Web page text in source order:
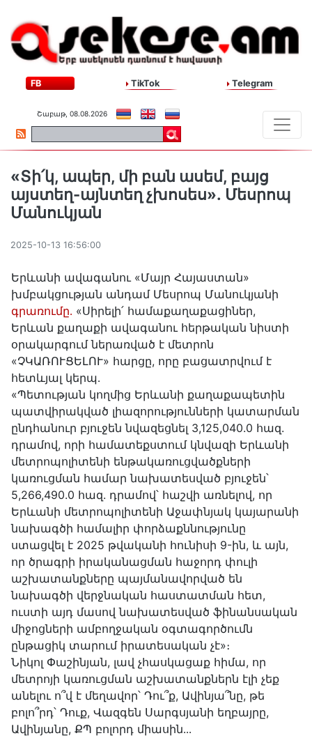
FB TikTok Telegram
Շաբաթ, 08.08.2026
«Տի՛կ, ապեր, մի բան ասեմ, բայց
այստեղ-այնտեղ չխոսես»․ Մեսրոպ
Մանուկյան
2025-10-13 16:56:00
Երևանի ավագանու «Մայր Հայաստան»
խմբակցության անդամ Մեսրոպ Մանուկյանի
գրառումը․ «Սիրելի՛ համաքաղաքացիներ,
Երևան քաղաքի ավագանու հերթական նիստի
օրակարգում ներառված է մետրոն
«ՉԿԱՌՈՒՑԵԼՈՒ» հարցը, որը բացատրվում է
հետևյալ կերպ․
«Պետության կողմից Երևանի քաղաքապետին
պատվիրակված լիազորությունների կատարման
ընդհանուր բյուջեն նվազեցնել 3,125,040.0 հազ.
դրամով, որի համատեքստում կնվազի Երևանի
մետրոպոլիտենի ենթակառուցվածքների
կառուցման համար նախատեսված բյուջեն՝
5,266,490.0 հազ. դրամով՝ հաշվի առնելով, որ
Երևանի մետրոպոլիտենի Աջափնյակ կայարանի
նախագծի համալիր փորձաքննությունը
ստացվել է 2025 թվականի հունիսի 9-ին, և այն,
որ ծրագրի իրականացման հաջորդ փուլի
աշխատանքները պայմանավորված են
նախագծի վերջնական հաստատման հետ,
ուստի այդ մասով նախատեսված ֆինանսական
միջոցների ամբողջական օգտագործումն
ընթացիկ տարում իրատեսական չէ»։
Նիկոլ Փաշինյան, լավ չհասկացաք հիմա, որ
մետրոյի կառուցման աշխատանքներն էլի չեք
անելու ո՞վ է մեղավոր՝ Դու՞ք, Ավինյա՞նը, թե
բոլո՞րդ՝ Դուք, Վազգեն Սարգսյանի եղբայրը,
Ավինյանը, ՔՊ բոլորդ միասին․․․